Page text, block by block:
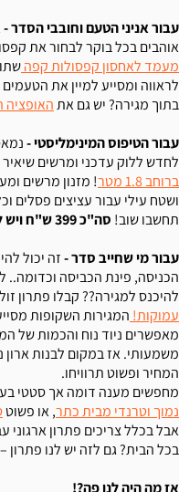
עבור אניני הטעם וחובבי הסדר -
אוהבים בכל בוקר לבחור את
מעמד לאחסון קפסולות קפה
לראווה ומסייע למיין את
בתוך מגירה? יש גם אתהאופציה
עבור הטיפוס המינימליסטי -
לחדש ללוק עדכני ומרשים
ברוחב 1.8 מטר
! מזנון מרשים
ושטח עילי עבור עציצים פסלים
תחשבו שוב! סה"כ 399 ש"ח ויש לכם מזנון חדש
עבור מי שחייב סדר -זה יכול
הכניסה, פינת הכביסה וכדומה..
להיכנס למגירה?? קבלו פתרון
עמוקות! המגירות השקופות
מאפשרים ניוד נוח והכמות של
משמעותי. אז במקום לבנות
המחיר ופשוט תרוויחו.
מחפשים מענה דומה אך סטטי
נמוך וטרנדי מבית כתר, או פשוט
אבל בכלל צריכים פתרון ארגוני
בכל הבית? גם לזה יש לנו פתרון
אז מה היה לנו פה?!